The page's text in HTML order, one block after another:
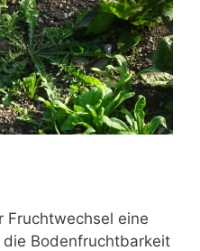
Fruchtwechsel eine
Bodenfruchtbarkeit